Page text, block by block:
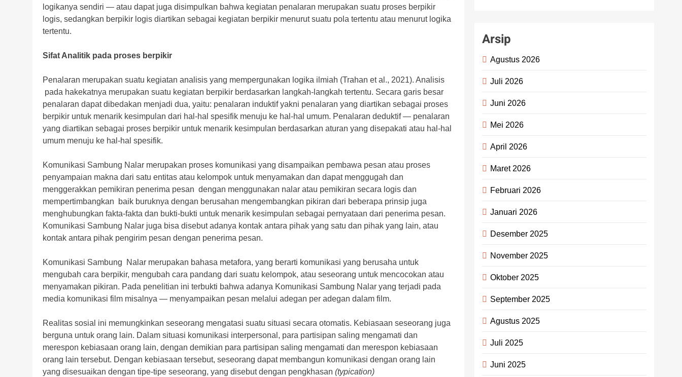
logikanya sendiri — atau dapat juga disimpulkan bahwa kegiatan penalaran merupakan suatu proses berpikir
logis, sedangkan berpikir logis diartikan sebagai kegiatan berpikir menurut suatu pola tertentu atau menurut logika
tertentu.
Sifat Analitik pada proses berpikir
Penalaran merupakan suatu kegiatan analisis yang mempergunakan logika ilmiah (Trahan et al., 2021). Analisis
pada hakekatnya merupakan suatu kegiatan berpikir berdasarkan langkah-langkah tertentu. Secara garis besar
penalaran dapat dibedakan menjadi dua, yaitu: penalaran induktif yakni penalaran yang diartikan sebagai proses
berpikir untuk menarik kesimpulan dari hal-hal spesifik menuju ke hal-hal umum. Penalaran deduktif — penalaran
yang diartikan sebagai proses berpikir untuk menarik kesimpulan berdasarkan aturan yang disepakati atau hal-hal
umum menuju ke hal-hal spesifik.
Komunikasi Sambung Nalar merupakan proses komunikasi yang disampaikan pembawa pesan atau proses
penyampaian makna dari satu entitas atau kelompok untuk menyamakan dan dapat menggugah dan
menggerakkan pemikiran penerima pesan dengan menggunakan nalar atau pemikiran secara logis dan
mempertimbangkan baik buruknya dengan berusahan mengembangkan pikiran dari beberapa prinsip juga
menghubungkan fakta-fakta dan bukti-bukti untuk menarik kesimpulan sebagai pernyataan dari penerima pesan.
Komunikasi Sambung Nalar juga bisa disebut adanya kontak antara pihak yang satu dan pihak yang lain, atau
kontak antara pihak pengirim pesan dengan penerima pesan.
Komunikasi Sambung Nalar merupakan bahasa metafora, yang berarti komunikasi yang berusaha untuk
mengubah cara berpikir, mengubah cara pandang dari suatu kelompok, atau seseorang untuk mencocokan atau
menyamakan pikiran. Pada penelitian ini terbukti bahwa adanya Komunikasi Sambung Nalar yang terjadi pada
media komunikasi film misalnya — menyampaikan pesan melalui adegan per adegan dalam film.
Realitas sosial ini memungkinkan seseorang mengatasi suatu situasi secara otomatis. Kebiasaan seseorang juga
berguna untuk orang lain. Dalam situasi komunikasi interpersonal, para partisipan saling mengamati dan
merespon kebiasaan orang lain, dengan demikian para partisipan saling mengamati dan merespon kebiasaan
orang lain tersebut. Dengan kebiasaan tersebut, seseorang dapat membangun komunikasi dengan orang lain
yang disesuaikan dengan tipe-tipe seseorang, yang disebut dengan pengkhasan (typication)
Arsip
Agustus 2026
Juli 2026
Juni 2026
Mei 2026
April 2026
Maret 2026
Februari 2026
Januari 2026
Desember 2025
November 2025
Oktober 2025
September 2025
Agustus 2025
Juli 2025
Juni 2025